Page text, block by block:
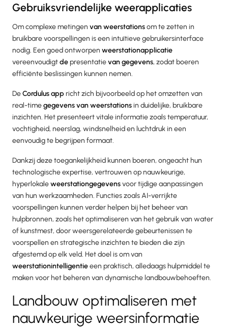
Gebruiksvriendelijke weerapplicaties
Om complexe metingen van weerstationsom te zetten in
bruikbare voorspellingen is een intuïtieve gebruikersinterface
nodig. Een goed ontworpen weerstationapplicatie
vereenvoudigtdepresentatievan gegevens, zodat boeren
efficiënte beslissingen kunnen nemen.
DeCordulus appricht zich bijvoorbeeld op het omzetten van
real-timegegevens van weerstationsin duidelijke, bruikbare
inzichten. Het presenteert vitale informatie zoals temperatuur,
vochtigheid, neerslag, windsnelheid en luchtdruk in een
eenvoudig te begrijpen formaat.
Dankzij deze toegankelijkheid kunnen boeren, ongeacht hun
technologische expertise, vertrouwen op nauwkeurige,
hyperlokaleweerstationgegevensvoor tijdige aanpassingen
van hun werkzaamheden. Functies zoals AI-verrijkte
voorspellingen kunnen verder helpen bij het beheer van
hulpbronnen, zoals het optimaliseren van het gebruik van water
of kunstmest, door weersgerelateerde gebeurtenissen te
voorspellen en strategische inzichten te bieden die zijn
afgestemd op elk veld. Het doel is om van
weerstationintelligentieeen praktisch, alledaags hulpmiddel te
maken voor het beheren van dynamische landbouwbehoeften.
Landbouw optimaliseren met
nauwkeurige weersinformatie